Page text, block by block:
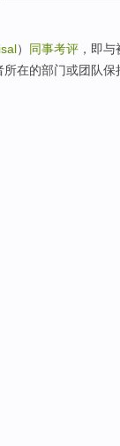
） 同事考评 ，即
在的部门或团队